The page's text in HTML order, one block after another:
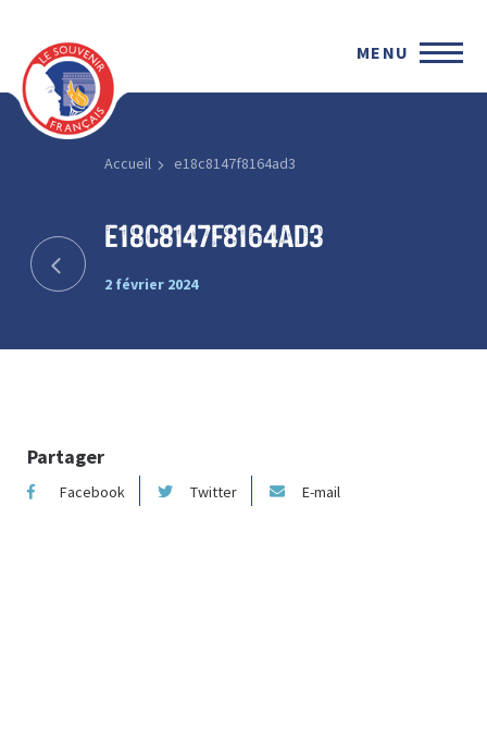
MENU
Accueil e18c8147f8164ad3
e18c8147f8164ad3
2 février 2024
Partager
Facebook Twitter E-mail